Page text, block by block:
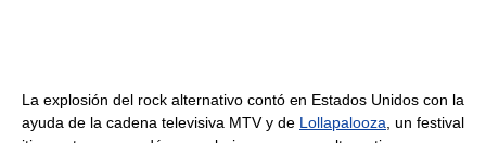
La explosión del rock alternativo contó en Estados Unidos con la
ayuda de la cadena televisiva MTV y de Lollapalooza , un festival